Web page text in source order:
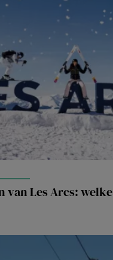
Arcs: welke past het best